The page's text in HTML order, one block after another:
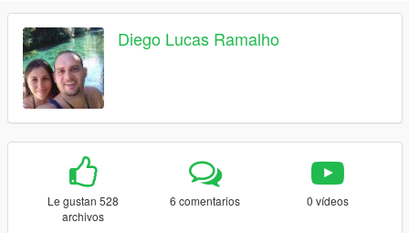
Diego Lucas Ramalho
Le gustan 528
archivos
6 comentarios 0 vídeos